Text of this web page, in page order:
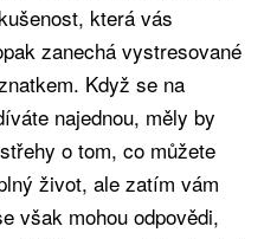
která vás
zanechá vystresované
Když se na
najednou, měly by
o tom, co můžete
život, ale zatím vám
však mohou odpovědi,